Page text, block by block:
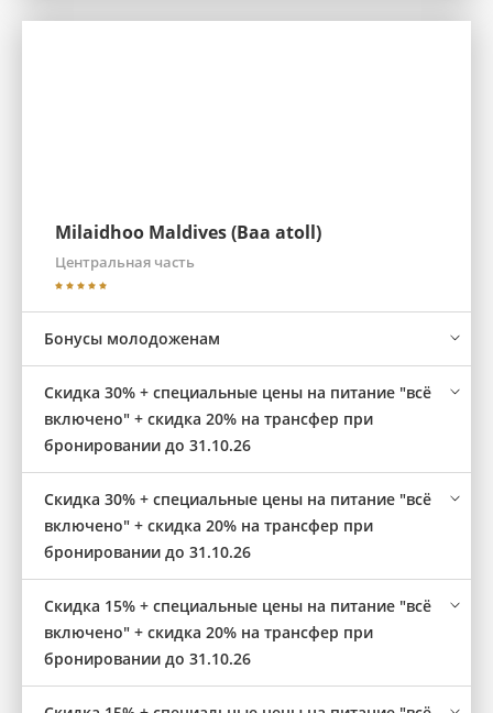
Milaidhoo Maldives (Baa atoll)
Центральная часть
Бонусы молодоженам
Скидка 30% + специальные цены на питание "всё
включено" + скидка 20% на трансфер при
бронировании до 31.10.26
Скидка 30% + специальные цены на питание "всё
включено" + скидка 20% на трансфер при
бронировании до 31.10.26
Скидка 15% + специальные цены на питание "всё
включено" + скидка 20% на трансфер при
бронировании до 31.10.26